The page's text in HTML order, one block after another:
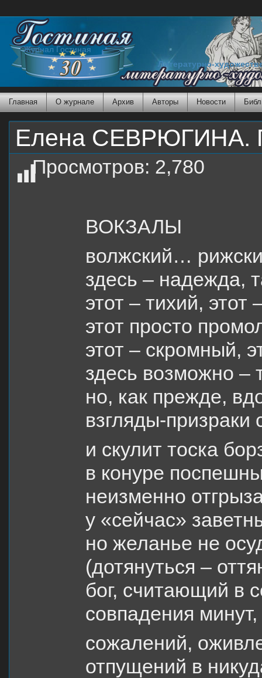
Журнал Гостиная
Литературно-
Главная О журнале Архив Авторы Новости
Елена СЕВРЮГИНА.
Просмотров: 2,780
ВОКЗАЛЫ
волжский…
здесь – надежда,
этот – тихий, этот
этот просто
этот – скромный,
здесь возможно –
но, как прежде,
взгляды-призраки
и скулит тоска
в конуре
неизменно
у «сейчас»
но желанье не
(дотянуться –
бог, считающий в
совпадения минут,
сожалений,
отпущений в